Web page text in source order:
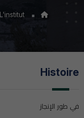
L'institut
Histoire
في طور الإنجاز